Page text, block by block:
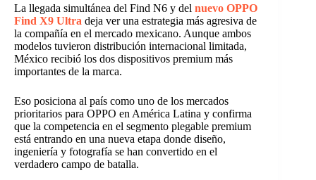
La llegada simultánea del Find N6 y del nuevo OPPO
Find X9 Ultra deja ver una estrategia más agresiva de
la compañía en el mercado mexicano. Aunque ambos
modelos tuvieron distribución internacional limitada,
México recibió los dos dispositivos premium más
importantes de la marca.
Eso posiciona al país como uno de los mercados
prioritarios para OPPO en América Latina y confirma
que la competencia en el segmento plegable premium
está entrando en una nueva etapa donde diseño,
ingeniería y fotografía se han convertido en el
verdadero campo de batalla.